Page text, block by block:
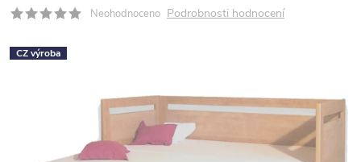
Neohodnoceno Podrobnosti hodnocení
CZ výroba